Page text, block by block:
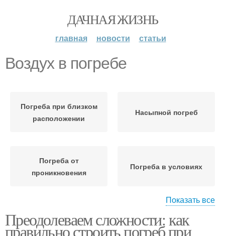
ДАЧНАЯ ЖИЗНЬ
главная новости статьи
Воздух в погребе
Погреба при близком
расположении
Насыпной погреб
Погреба от
проникновения
Погреба в условиях
вод
Температура в погребе
Показать все
Преодолеваем сложности: как
правильно строить погреб при